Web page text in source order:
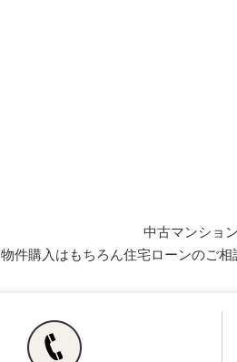
中古マンショ
物件購入はもちろん住宅ローンのご